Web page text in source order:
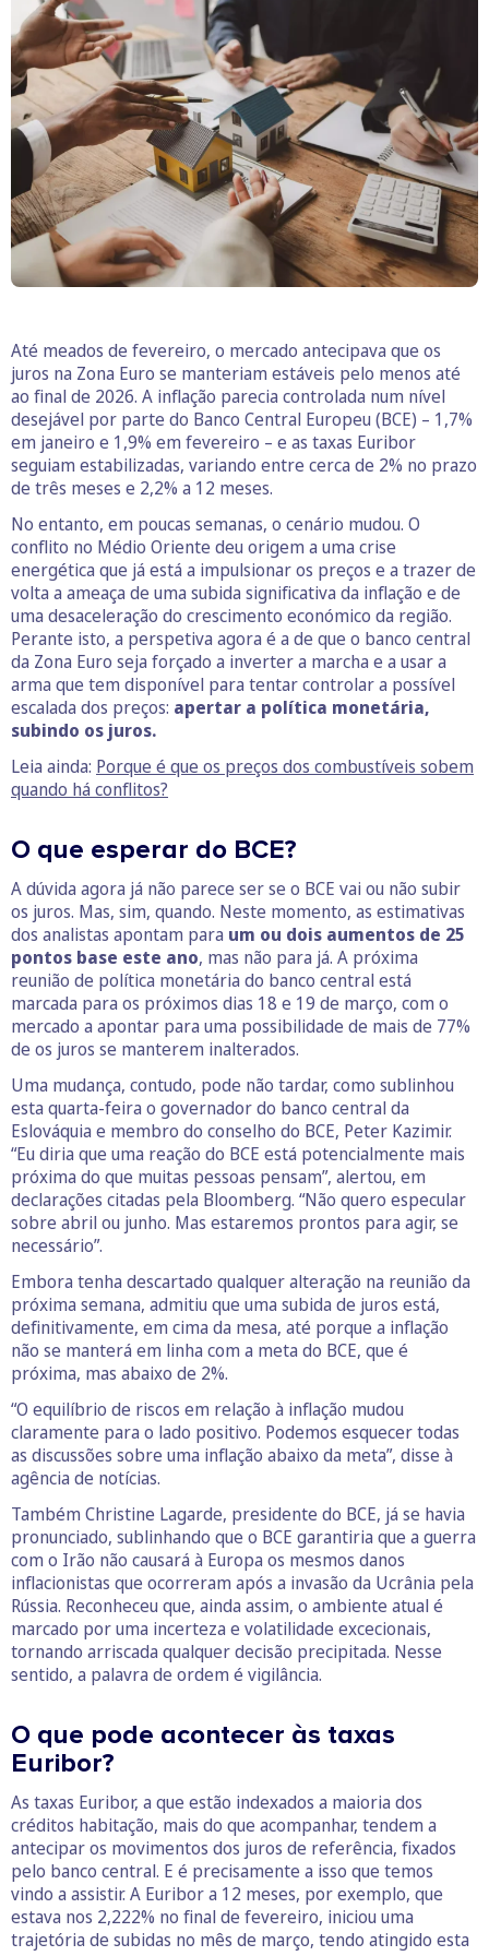
Até meados de fevereiro, o mercado antecipava que os
juros na Zona Euro se manteriam estáveis pelo menos até
ao final de 2026. A inflação parecia controlada num nível
desejável por parte do Banco Central Europeu (BCE) – 1,7%
em janeiro e 1,9% em fevereiro – e as taxas Euribor
seguiam estabilizadas, variando entre cerca de 2% no prazo
de três meses e 2,2% a 12 meses.
No entanto, em poucas semanas, o cenário mudou. O
conflito no Médio Oriente deu origem a uma crise
energética que já está a impulsionar os preços e a trazer de
volta a ameaça de uma subida significativa da inflação e de
uma desaceleração do crescimento económico da região.
Perante isto, a perspetiva agora é a de que o banco central
da Zona Euro seja forçado a inverter a marcha e a usar a
arma que tem disponível para tentar controlar a possível
escalada dos preços: apertar a política monetária,
subindo os juros.
Leia ainda: Porque é que os preços dos combustíveis sobem
quando há conflitos?
O que esperar do BCE?
A dúvida agora já não parece ser se o BCE vai ou não subir
os juros. Mas, sim, quando. Neste momento, as estimativas
dos analistas apontam para um ou dois aumentos de 25
pontos base este ano, mas não para já. A próxima
reunião de política monetária do banco central está
marcada para os próximos dias 18 e 19 de março, com o
mercado a apontar para uma possibilidade de mais de 77%
de os juros se manterem inalterados.
Uma mudança, contudo, pode não tardar, como sublinhou
esta quarta-feira o governador do banco central da
Eslováquia e membro do conselho do BCE, Peter Kazimir.
“Eu diria que uma reação do BCE está potencialmente mais
próxima do que muitas pessoas pensam”, alertou, em
declarações citadas pela Bloomberg. “Não quero especular
sobre abril ou junho. Mas estaremos prontos para agir, se
necessário”.
Embora tenha descartado qualquer alteração na reunião da
próxima semana, admitiu que uma subida de juros está,
definitivamente, em cima da mesa, até porque a inflação
não se manterá em linha com a meta do BCE, que é
próxima, mas abaixo de 2%.
“O equilíbrio de riscos em relação à inflação mudou
claramente para o lado positivo. Podemos esquecer todas
as discussões sobre uma inflação abaixo da meta”, disse à
agência de notícias.
Também Christine Lagarde, presidente do BCE, já se havia
pronunciado, sublinhando que o BCE garantiria que a guerra
com o Irão não causará à Europa os mesmos danos
inflacionistas que ocorreram após a invasão da Ucrânia pela
Rússia. Reconheceu que, ainda assim, o ambiente atual é
marcado por uma incerteza e volatilidade excecionais,
tornando arriscada qualquer decisão precipitada. Nesse
sentido, a palavra de ordem é vigilância.
O que pode acontecer às taxas
Euribor?
As taxas Euribor, a que estão indexados a maioria dos
créditos habitação, mais do que acompanhar, tendem a
antecipar os movimentos dos juros de referência, fixados
pelo banco central. E é precisamente a isso que temos
vindo a assistir. A Euribor a 12 meses, por exemplo, que
estava nos 2,222% no final de fevereiro, iniciou uma
trajetória de subidas no mês de março, tendo atingido esta